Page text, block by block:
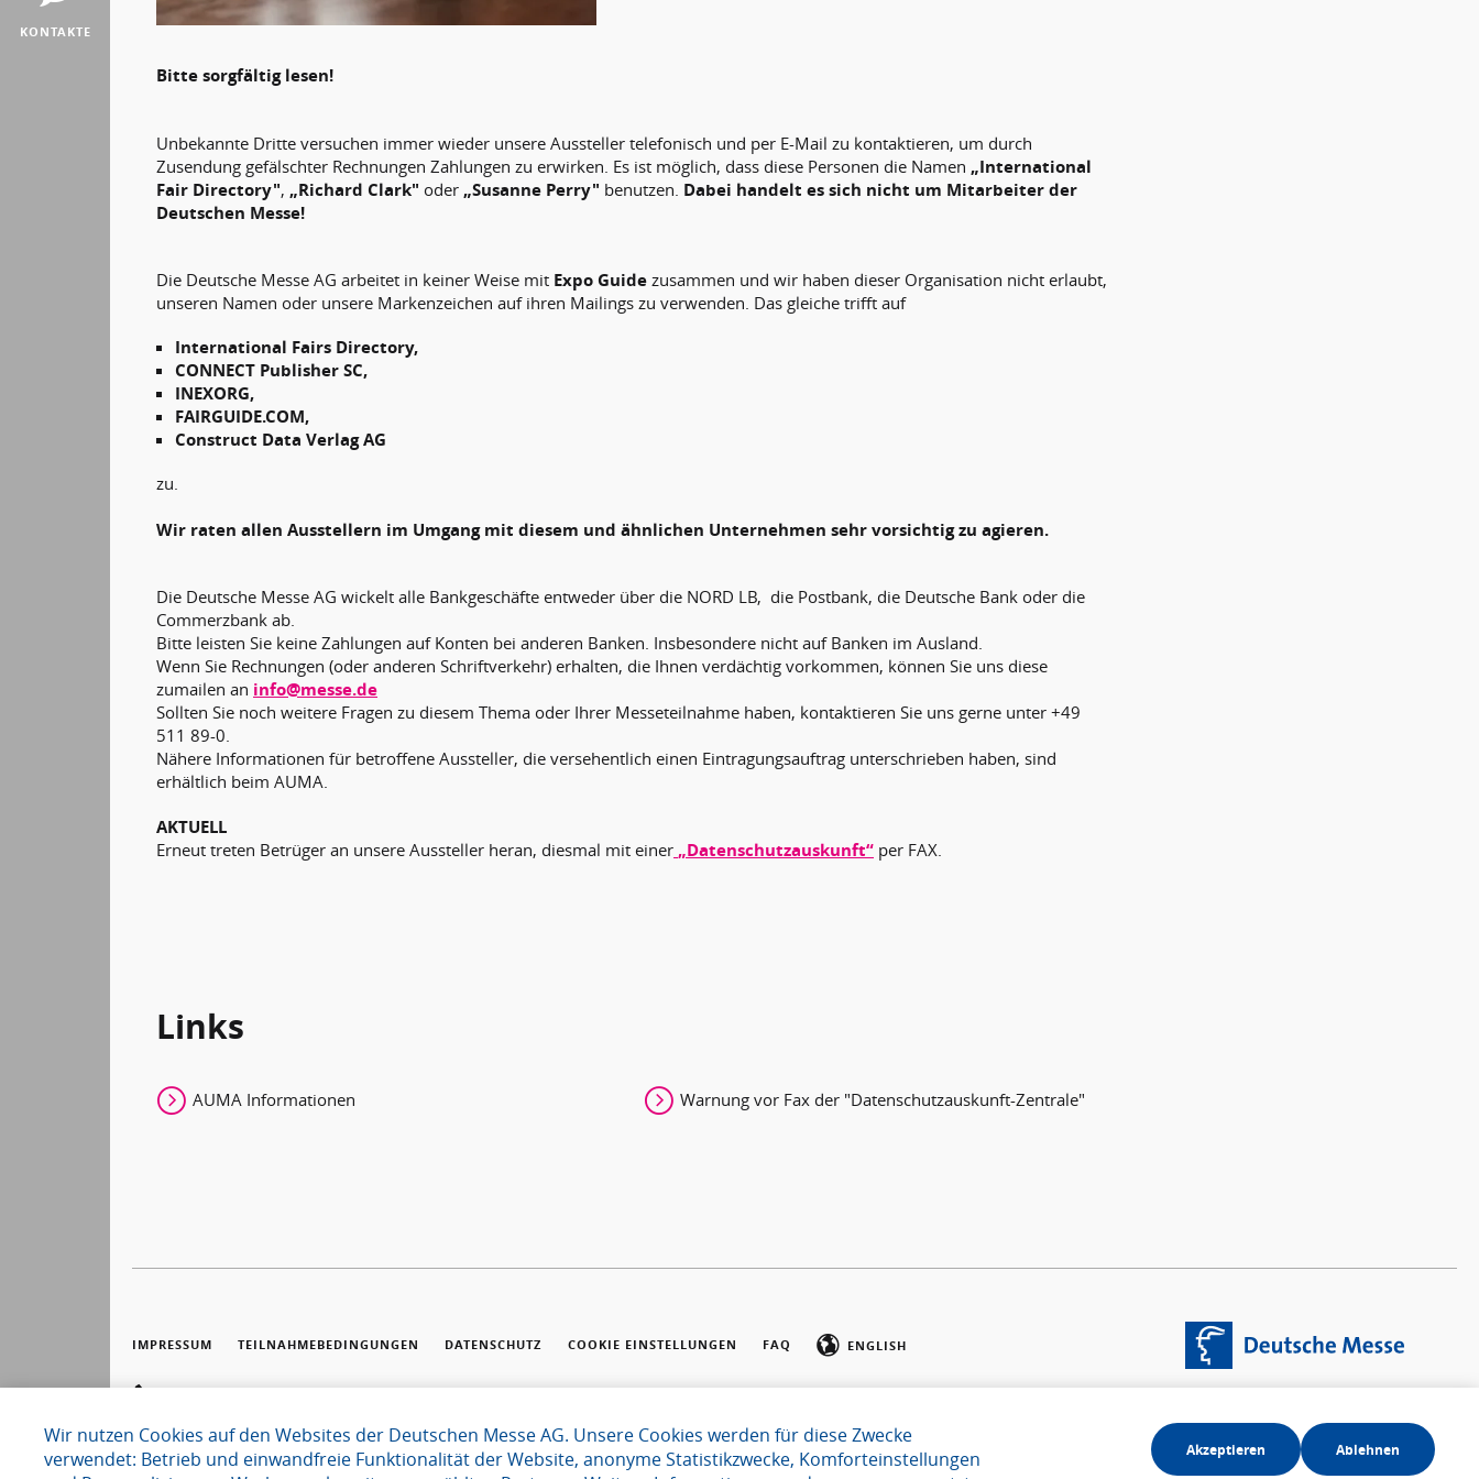
KONTAKTE
Bitte sorgfältig lesen!
Unbekannte Dritte versuchen immer wieder unsere Aussteller telefonisch und per E-Mail zu kontaktieren, um durch
Zusendung gefälschter Rechnungen Zahlungen zu erwirken. Es ist möglich, dass diese Personen die Namen „International
Fair Directory", „Richard Clark" oder „Susanne Perry" benutzen. Dabei handelt es sich nicht um Mitarbeiter der
Deutschen Messe!
Die Deutsche Messe AG arbeitet in keiner Weise mit Expo Guide zusammen und wir haben dieser Organisation nicht erlaubt,
unseren Namen oder unsere Markenzeichen auf ihren Mailings zu verwenden. Das gleiche trifft auf
International Fairs Directory,
CONNECT Publisher SC,
INEXORG,
FAIRGUIDE.COM,
Construct Data Verlag AG
zu.
Wir raten allen Ausstellern im Umgang mit diesem und ähnlichen Unternehmen sehr vorsichtig zu agieren.
Die Deutsche Messe AG wickelt alle Bankgeschäfte entweder über die NORD LB, die Postbank, die Deutsche Bank oder die
Commerzbank ab.
Bitte leisten Sie keine Zahlungen auf Konten bei anderen Banken. Insbesondere nicht auf Banken im Ausland.
Wenn Sie Rechnungen (oder anderen Schriftverkehr) erhalten, die Ihnen verdächtig vorkommen, können Sie uns diese
zumailen an info@messe.de
Sollten Sie noch weitere Fragen zu diesem Thema oder Ihrer Messeteilnahme haben, kontaktieren Sie uns gerne unter +49
511 89-0.
Nähere Informationen für betroffene Aussteller, die versehentlich einen Eintragungsauftrag unterschrieben haben, sind
erhältlich beim AUMA.
AKTUELL
Erneut treten Betrüger an unsere Aussteller heran, diesmal mit einer „Datenschutzauskunft“ per FAX.
Links
AUMA Informationen Warnung vor Fax der "Datenschutzauskunft-Zentrale"
IMPRESSUM TEILNAHMEBEDINGUNGEN DATENSCHUTZ COOKIE EINSTELLUNGEN FAQ ENGLISH
ZUR INFA WEBSITE
Wir nutzen Cookies auf den Websites der Deutschen Messe AG. Unsere Cookies werden für diese Zwecke
verwendet: Betrieb und einwandfreie Funktionalität der Website, anonyme Statistikzwecke, Komforteinstellungen
Akzeptieren Ablehnen